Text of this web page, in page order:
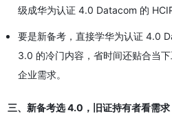
级成华为认证 4.0 Datacom 的
要是新备考，直接学华为认证 4.0
3.0 的冷门内容，省时间还贴合当
企业需求。
三、新备考选 4.0，旧证持有者看需求